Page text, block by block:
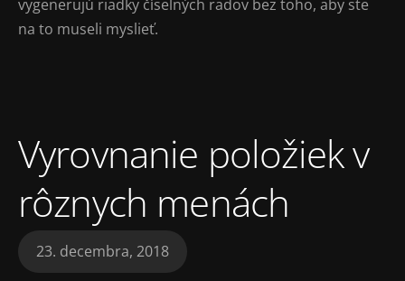
vygenerujú riadky číselných radov bez toho, aby ste
na to museli myslieť.
Vyrovnanie položiek v
rôznych menách
23. decembra, 2018